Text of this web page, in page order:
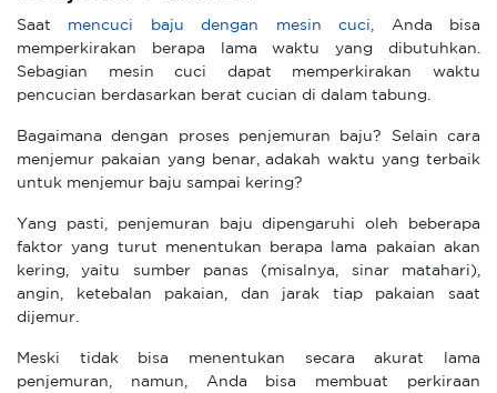
Saat mencuci baju dengan mesin cuci,
Anda bisa
memperkirakan berapa lama waktu yang dibutuhkan.
Sebagian mesin cuci dapat memperkirakan waktu
pencucian berdasarkan berat cucian di dalam tabung.
Bagaimana dengan proses penjemuran baju? Selain cara
menjemur pakaian yang benar, adakah waktu yang terbaik
untuk menjemur baju sampai kering?
Yang pasti, penjemuran baju dipengaruhi oleh beberapa
faktor yang turut menentukan berapa lama pakaian akan
kering, yaitu sumber panas (misalnya, sinar matahari),
angin, ketebalan pakaian, dan jarak tiap pakaian saat
dijemur.
Meski tidak bisa menentukan secara akurat lama
penjemuran, namun, Anda bisa membuat perkiraan